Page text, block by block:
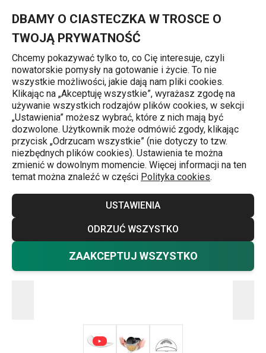
DBAMY O CIASTECZKA W TROSCE O
TWOJĄ PRYWATNOŚĆ
Chcemy pokazywać tylko to, co Cię interesuje, czyli
nowatorskie pomysły na gotowanie i życie. To nie
wszystkie możliwości, jakie dają nam pliki cookies.
Klikając na „Akceptuję wszystkie”, wyrażasz zgodę na
używanie wszystkich rodzajów plików cookies, w sekcji
„Ustawienia” możesz wybrać, które z nich mają być
dozwolone. Użytkownik może odmówić zgody, klikając
przycisk „Odrzucam wszystkie” (nie dotyczy to tzw.
niezbędnych plików cookies). Ustawienia te można
zmienić w dowolnym momencie. Więcej informacji na ten
temat można znaleźć w części Polityka cookies.
USTAWIENIA
ODRZUĆ WSZYSTKO
ZAAKCEPTUJ WSZYSTKO
Cedzaki
Cedzak uniwersalny PRESTO